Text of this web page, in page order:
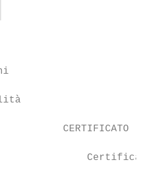
CERTIFICATO